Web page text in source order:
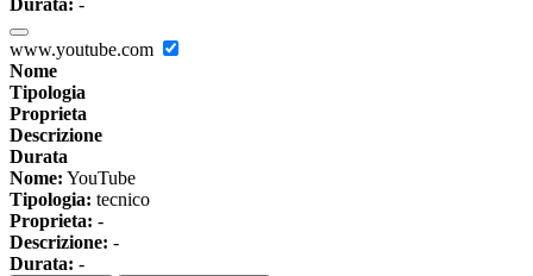
Durata: -
www.youtube.com
Nome
Tipologia
Proprieta
Descrizione
Durata
Nome: YouTube
Tipologia: tecnico
Proprieta: -
Descrizione: -
Durata: -